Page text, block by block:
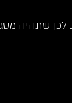
לכן שתהיה